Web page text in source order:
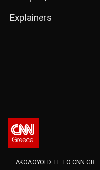
Explainers
ΑΚΟΛΟΥΘΗΣΤΕ ΤΟ CNN.GR